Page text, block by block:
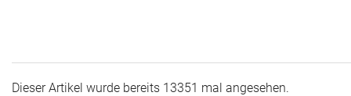
Dieser Artikel wurde bereits 13351 mal angesehen.